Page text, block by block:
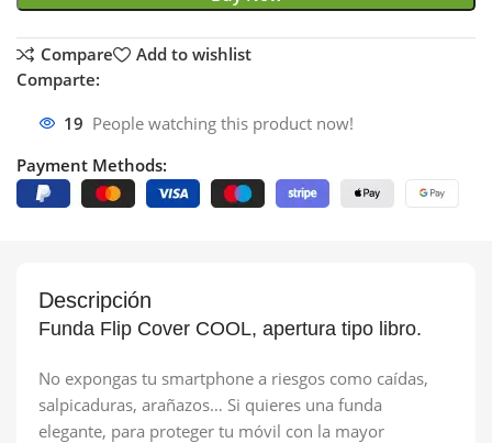
Compare
Add to wishlist
Comparte:
19 People watching this product now!
Payment Methods:
Descripción
Funda Flip Cover COOL, apertura tipo libro.
No expongas tu smartphone a riesgos como caídas,
salpicaduras, arañazos… Si quieres una funda
elegante, para proteger tu móvil con la mayor